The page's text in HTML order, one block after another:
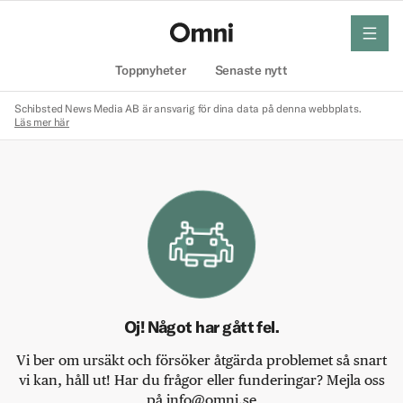
Toppnyheter Senaste nytt
meny
Schibsted News Media AB är ansvarig för dina data på denna webbplats.
Läs mer här
Oj! Något har gått fel.
Vi ber om ursäkt och försöker åtgärda problemet så snart
vi kan, håll ut! Har du frågor eller funderingar? Mejla oss